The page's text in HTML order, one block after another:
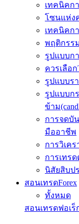
เทคนิคก
โซนแห่ง
เทคนิคกา
พฤติกรรม
รูปแบบก
ควรเลือก
รูปแบบร
รูปแบบก
ข้าม
การจดบั
มืออาชีพ
การวิเค
การเทร
นิสัยสิบป
สอนเทรดForex
ทั้งหมด
สอนเทรดฟอเร็